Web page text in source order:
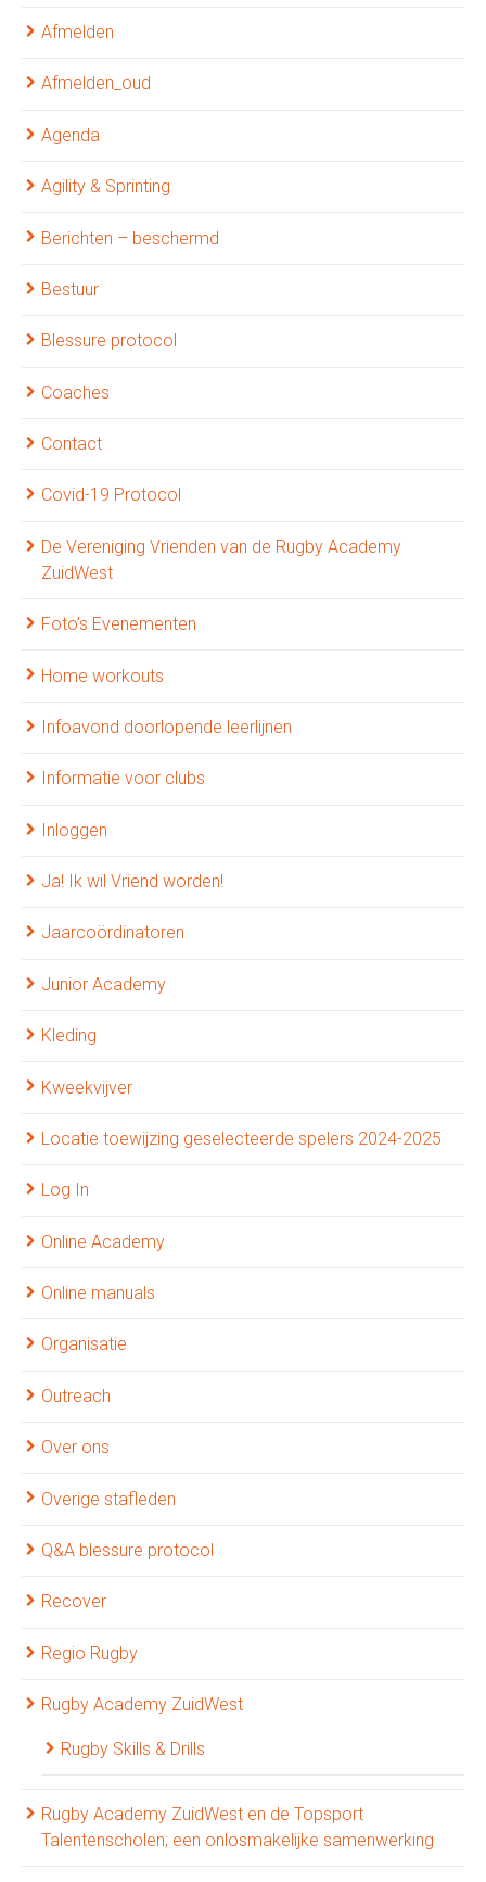
Afmelden
Afmelden_oud
Agenda
Agility & Sprinting
Berichten – beschermd
Bestuur
Blessure protocol
Coaches
Contact
Covid-19 Protocol
De Vereniging Vrienden van de Rugby Academy
ZuidWest
Foto’s Evenementen
Home workouts
Infoavond doorlopende leerlijnen
Informatie voor clubs
Inloggen
Ja! Ik wil Vriend worden!
Jaarcoördinatoren
Junior Academy
Kleding
Kweekvijver
Locatie toewijzing geselecteerde spelers 2024-2025
Log In
Online Academy
Online manuals
Organisatie
Outreach
Over ons
Overige stafleden
Q&A blessure protocol
Recover
Regio Rugby
Rugby Academy ZuidWest
Rugby Skills & Drills
Rugby Academy ZuidWest en de Topsport
Talentenscholen; een onlosmakelijke samenwerking